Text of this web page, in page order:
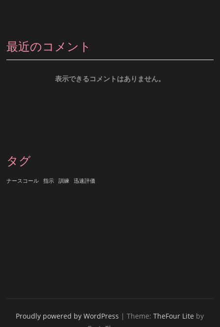
最近のコメント
表示できるコメントはありません。
タグ
ナースコール 指示 訓練 迅速評価
Proudly powered by WordPress |Theme:TheFour Lite by